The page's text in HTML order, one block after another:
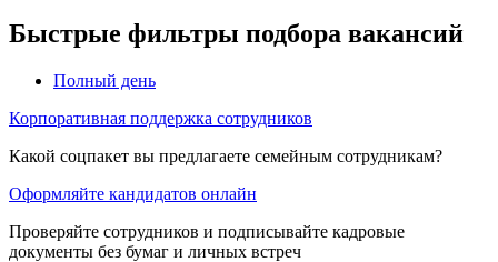
Быстрые фильтры подбора вакансий
Полный день
Корпоративная поддержка сотрудников
Какой соцпакет вы предлагаете семейным сотрудникам?
Оформляйте кандидатов онлайн
Проверяйте сотрудников и подписывайте кадровые
документы без бумаг и личных встреч